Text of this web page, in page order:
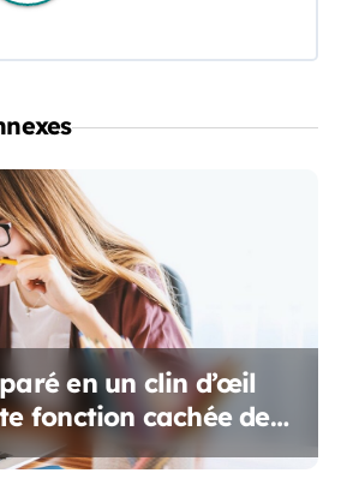
en un clin d’œil
fonction cachée de